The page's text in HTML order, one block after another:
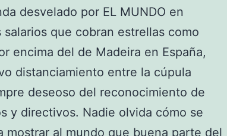
desvelado por EL MUNDO en
que cobran estrellas como
encima del de Madeira en España,
distanciamiento entre la cúpula
deseoso del reconocimiento de
y directivos. Nadie olvida cómo se
mostrar al mundo que buena parte del